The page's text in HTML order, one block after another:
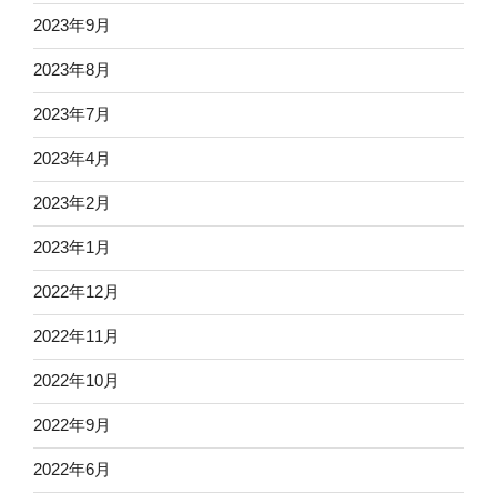
2023年9月
2023年8月
2023年7月
2023年4月
2023年2月
2023年1月
2022年12月
2022年11月
2022年10月
2022年9月
2022年6月